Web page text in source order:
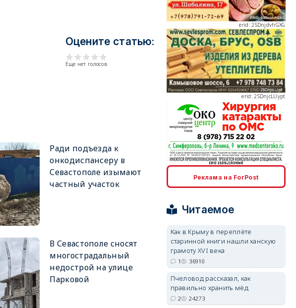
Оцените статью:
Еще нет голосов
Ради подъезда к
онкодиспансеру в
Севастополе изымают
частный участок
В Севастополе сносят
многострадальный
недострой на улице
Парковой
erid: 2SDnjdvhGXG
erid: 2SDnjcLUypt
erid: 2SDnjcrDNw6
erid: 2SDnjdPjgYS
erid: 2SDnjdvhGXG
Реклама на ForPost
Читаемое
Как в Крыму в переплёте
старинной книги нашли ханскую
грамоту XVI века
1 36910
Пчеловод рассказал, как
правильно хранить мёд
2 24273